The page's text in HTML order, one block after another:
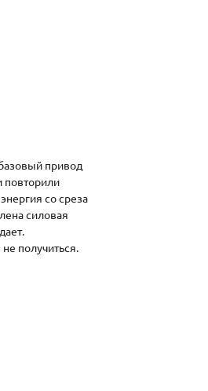
привод
повторили
со среза
силовая
получиться.